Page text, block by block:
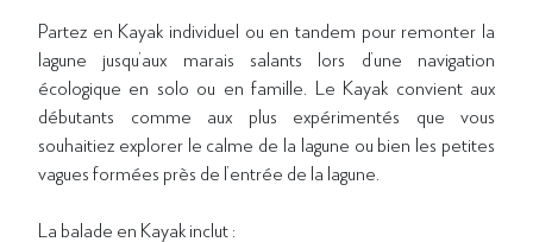
Partez en Kayak individuel ou en tandem pour remonter la
lagune jusqu’aux marais salants lors d’une navigation
écologique en solo ou en famille. Le Kayak convient aux
débutants comme aux plus expérimentés que vous
souhaitiez explorer le calme de la lagune ou bien les petites
vagues formées près de l’entrée de la lagune.
La balade en Kayak inclut :